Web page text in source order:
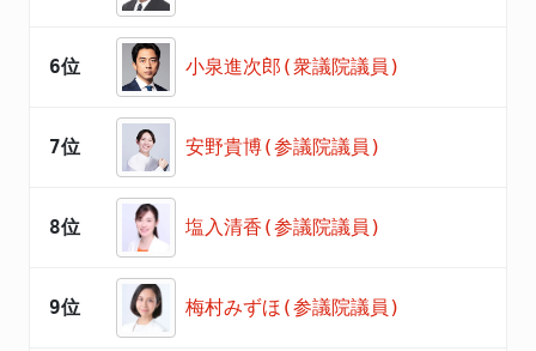
6位 小泉進次郎(衆議院議員)
7位 安野貴博(参議院議員)
8位 塩入清香(参議院議員)
9位 梅村みずほ(参議院議員)